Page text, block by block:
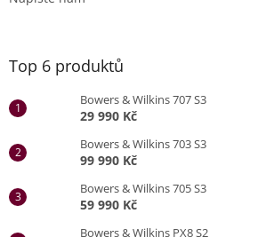
Top 6 produktů
Bowers & Wilkins 707 S3
29 990 Kč
Bowers & Wilkins 703 S3
99 990 Kč
Bowers & Wilkins 705 S3
59 990 Kč
Bowers & Wilkins PX8 S2